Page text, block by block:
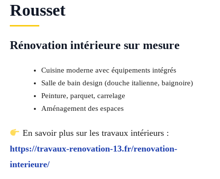
Rousset
Rénovation intérieure sur mesure
Cuisine moderne avec équipements intégrés
Salle de bain design (douche italienne, baignoire)
Peinture, parquet, carrelage
Aménagement des espaces
En savoir plus sur les travaux intérieurs :
https://travaux-renovation-13.fr/renovation-
interieure/